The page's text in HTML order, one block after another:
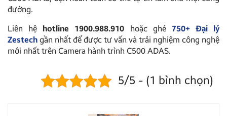
đường.
Liên hệ hotline 1900.988.910 hoặc ghé 750+ Đại lý
Zestech gần nhất để được tư vấn và trải nghiệm công nghệ
mới nhất trên Camera hành trình C500 ADAS.
5/5 - (1 bình chọn)